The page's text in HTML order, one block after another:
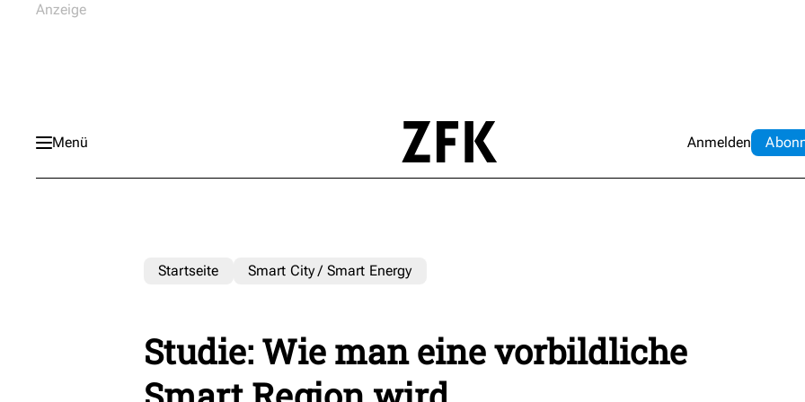
Menü Anmelden Abo
Startseite Smart City / Smart Energy
Studie: Wie man eine vorbildliche